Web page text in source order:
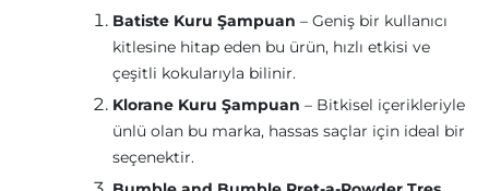
Batiste Kuru Şampuan – Geniş bir kullanıcı
kitlesine hitap eden bu ürün, hızlı etkisi ve
çeşitli kokularıyla bilinir.
Klorane Kuru Şampuan – Bitkisel içerikleriyle
ünlü olan bu marka, hassas saçlar için ideal bir
seçenektir.